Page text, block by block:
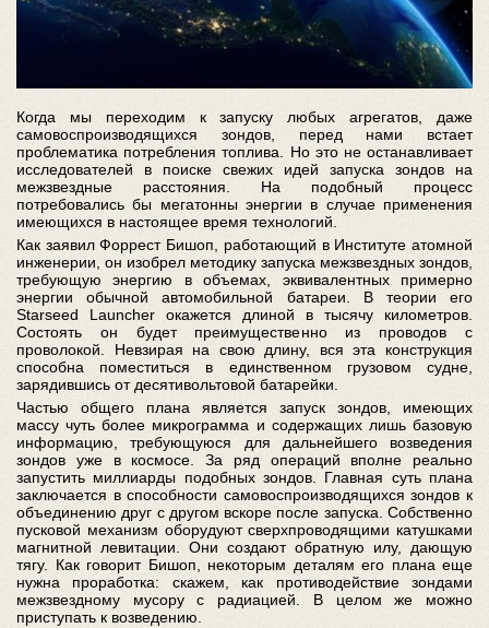
Когда мы переходим к запуску любых агрегатов, даже
самовоспроизводящихся зондов, перед нами встает
проблематика потребления топлива. Но это не останавливает
исследователей в поиске свежих идей запуска зондов на
межзвездные расстояния. На подобный процесс
потребовались бы мегатонны энергии в случае применения
имеющихся в настоящее время технологий.
Как заявил Форрест Бишоп, работающий в Институте атомной
инженерии, он изобрел методику запуска межзвездных зондов,
требующую энергию в объемах, эквивалентных примерно
энергии обычной автомобильной батареи. В теории его
Starseed Launcher окажется длиной в тысячу километров.
Состоять он будет преимущественно из проводов с
проволокой. Невзирая на свою длину, вся эта конструкция
способна поместиться в единственном грузовом судне,
зарядившись от десятивольтовой батарейки.
Частью общего плана является запуск зондов, имеющих
массу чуть более микрограмма и содержащих лишь базовую
информацию, требующуюся для дальнейшего возведения
зондов уже в космосе. За ряд операций вполне реально
запустить миллиарды подобных зондов. Главная суть плана
заключается в способности самовоспроизводящихся зондов к
объединению друг с другом вскоре после запуска. Собственно
пусковой механизм оборудуют сверхпроводящими катушками
магнитной левитации. Они создают обратную илу, дающую
тягу. Как говорит Бишоп, некоторым деталям его плана еще
нужна проработка: скажем, как противодействие зондами
межзвездному мусору с радиацией. В целом же можно
приступать к возведению.